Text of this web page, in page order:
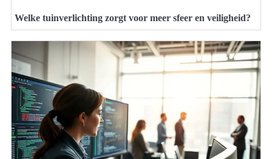
Welke tuinverlichting zorgt voor meer sfeer en veiligheid?